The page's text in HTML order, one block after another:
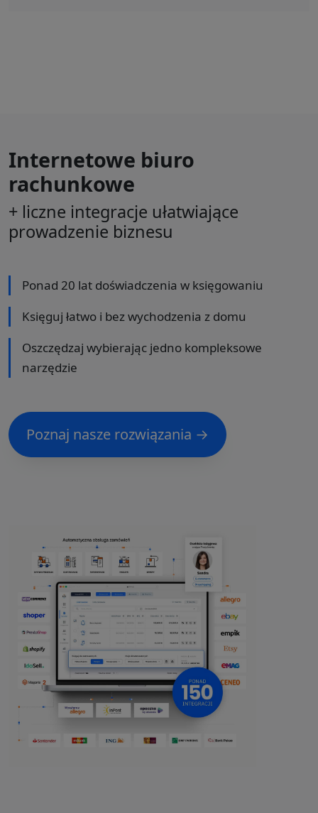
Internetowe biuro
rachunkowe
+ liczne integracje ułatwiające
prowadzenie biznesu
Ponad 20 lat doświadczenia w księgowaniu
Księguj łatwo i bez wychodzenia z domu
Oszczędzaj wybierając jedno kompleksowe
narzędzie
Poznaj nasze rozwiązania →